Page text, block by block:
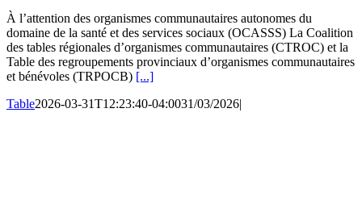
À l’attention des organismes communautaires autonomes du
domaine de la santé et des services sociaux (OCASSS) La Coalition
des tables régionales d’organismes communautaires (CTROC) et la
Table des regroupements provinciaux d’organismes communautaires
et bénévoles (TRPOCB) [...]
Table2026-03-31T12:23:40-04:0031/03/2026|